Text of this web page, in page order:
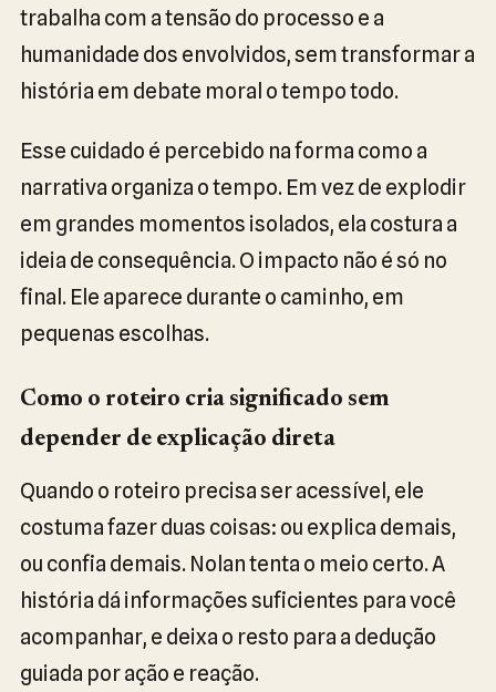
trabalha com a tensão do processo e a
humanidade dos envolvidos, sem transformar a
história em debate moral o tempo todo.
Esse cuidado é percebido na forma como a
narrativa organiza o tempo. Em vez de explodir
em grandes momentos isolados, ela costura a
ideia de consequência. O impacto não é só no
final. Ele aparece durante o caminho, em
pequenas escolhas.
Como o roteiro cria significado sem
depender de explicação direta
Quando o roteiro precisa ser acessível, ele
costuma fazer duas coisas: ou explica demais,
ou confia demais. Nolan tenta o meio certo. A
história dá informações suficientes para você
acompanhar, e deixa o resto para a dedução
guiada por ação e reação.